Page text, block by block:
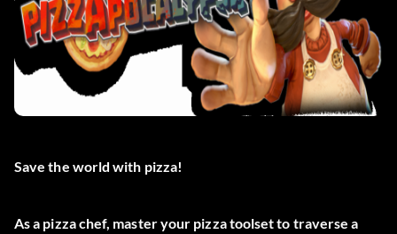
Save the world with pizza!
As a pizza chef, master your pizza toolset to traverse a